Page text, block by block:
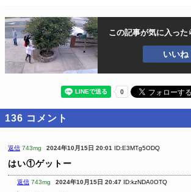
この記事が気に入った
いいね
136 コメント
返信 743mg 2024年10月15日 20:01 ID:E3MTg5ODQ
はい①ゲットー
返信 743mg 2024年10月15日 20:47 ID:kzNDA0OTQ